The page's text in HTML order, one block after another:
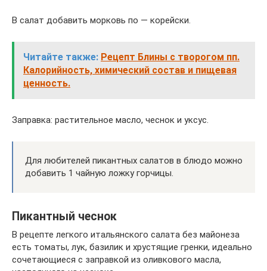
В салат добавить морковь по — корейски.
Читайте также: Рецепт Блины с творогом пп.
Калорийность, химический состав и пищевая
ценность.
Заправка: растительное масло, чеснок и уксус.
Для любителей пикантных салатов в блюдо можно
добавить 1 чайную ложку горчицы.
Пикантный чеснок
В рецепте легкого итальянского салата без майонеза
есть томаты, лук, базилик и хрустящие гренки, идеально
сочетающиеся с заправкой из оливкового масла,